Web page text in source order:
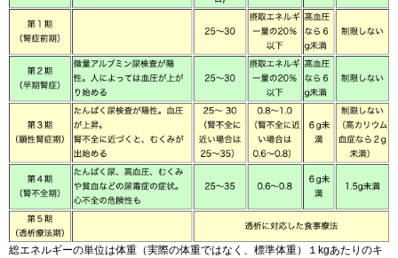
総エネルギーの単位は体重（実際の体重ではなく、標準体重）１kgあたりのキ